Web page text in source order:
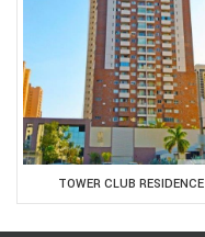
TOWER CLUB RESIDENCE